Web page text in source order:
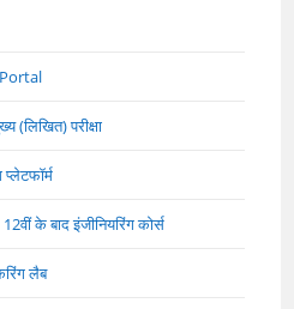
परीक्षा
के बाद इंजीनियरिंग कोर्स
लैब